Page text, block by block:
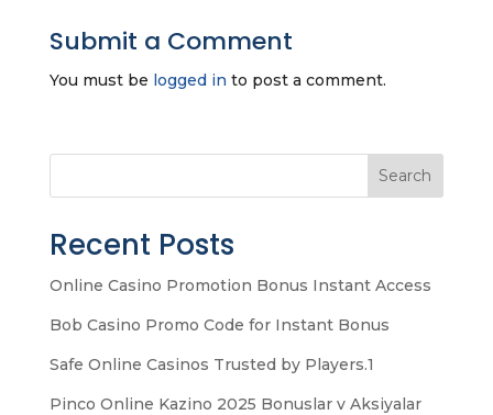
Submit a Comment
You must be logged in to post a comment.
Search
Recent Posts
Online Casino Promotion Bonus Instant Access
Bob Casino Promo Code for Instant Bonus
Safe Online Casinos Trusted by Players.1
Pinco Online Kazino 2025 Bonuslar v Aksiyalar